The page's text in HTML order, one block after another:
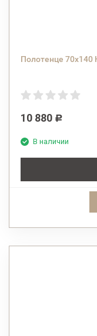
Полотенце 70х140
10 880 Р
В наличии